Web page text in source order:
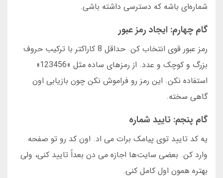
شماره‌ای باشه که دسترسی داشته باشی.
گام چهارم: ایجاد رمز عبور
رمز عبور قوی انتخاب کن. حداقل 8 کاراکتر با ترکیب حروف
بزرگ و کوچک و عدد. از رمزهای ساده مثل «123456»
استفاده نکن. این رمز رو فراموش نکن چون بازیابی اون
گاهی سخته.
گام پنجم: تایید شماره
یه کد تایید توی پیامک برات می اد. اون کد رو تو صفحه
وارد کن. بعضی سایت‌ها اجازه می دن بعداً تایید کنی، ولی
بهتره همون اول کامل کنی.